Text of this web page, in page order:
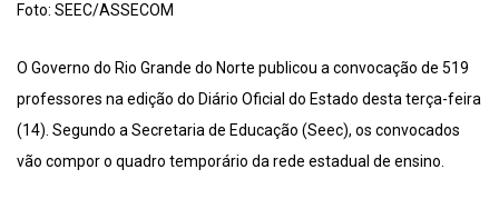
Foto: SEEC/ASSECOM
O Governo do Rio Grande do Norte publicou a convocação de 519
professores na edição do Diário Oficial do Estado desta terça-feira
(14). Segundo a Secretaria de Educação (Seec), os convocados
vão compor o quadro temporário da rede estadual de ensino.